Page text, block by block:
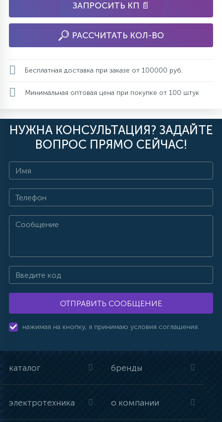
ЗАПРОСИТЬ КП 📄
РАССЧИТАТЬ КОЛ-ВО
Бесплатная доставка при заказе от 100000 руб.
Минимальная оптовая цена при покупке от 100 штук
НУЖНА КОНСУЛЬТАЦИЯ? ЗАДАЙТЕ
ВОПРОС ПРЯМО СЕЙЧАС!
ОТПРАВИТЬ СООБЩЕНИЕ
нажимая на кнопку, я принимаю условия соглашения.
каталог бренды
электротехника о компании